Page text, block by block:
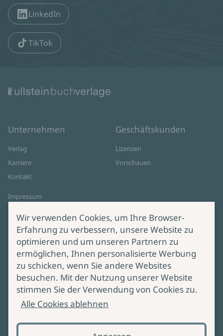
LinkedIn
TikTok
Unternehmen
Verlag
Karriere
Kontakt
Impressum
Cookie-Einstellungen
AGB Online Shop
Geschäftskunden
Lizenzen
Vorschauen
Service
Lieferung & Versand
Produktsicherheit
Bei Fragen zur Produktsicherheit
wenden Sie sich bitte an
Wir verwenden Cookies, um Ihre Browser-
Erfahrung zu verbessern, unsere Website zu
optimieren und um unseren Partnern zu
ermöglichen, Ihnen personalisierte Werbung
zu schicken, wenn Sie andere Websites
besuchen. Mit der Nutzung unserer Website
stimmen Sie der Verwendung von Cookies zu.
Alle Cookies ablehnen